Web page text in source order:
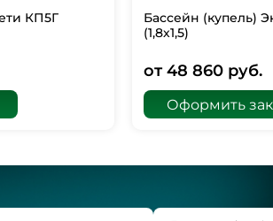
КП5Г
Бассейн (купель)
(1,8х1,5)
от 48 860 руб.
Оформить